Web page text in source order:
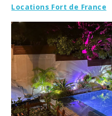
Locations Fort de France